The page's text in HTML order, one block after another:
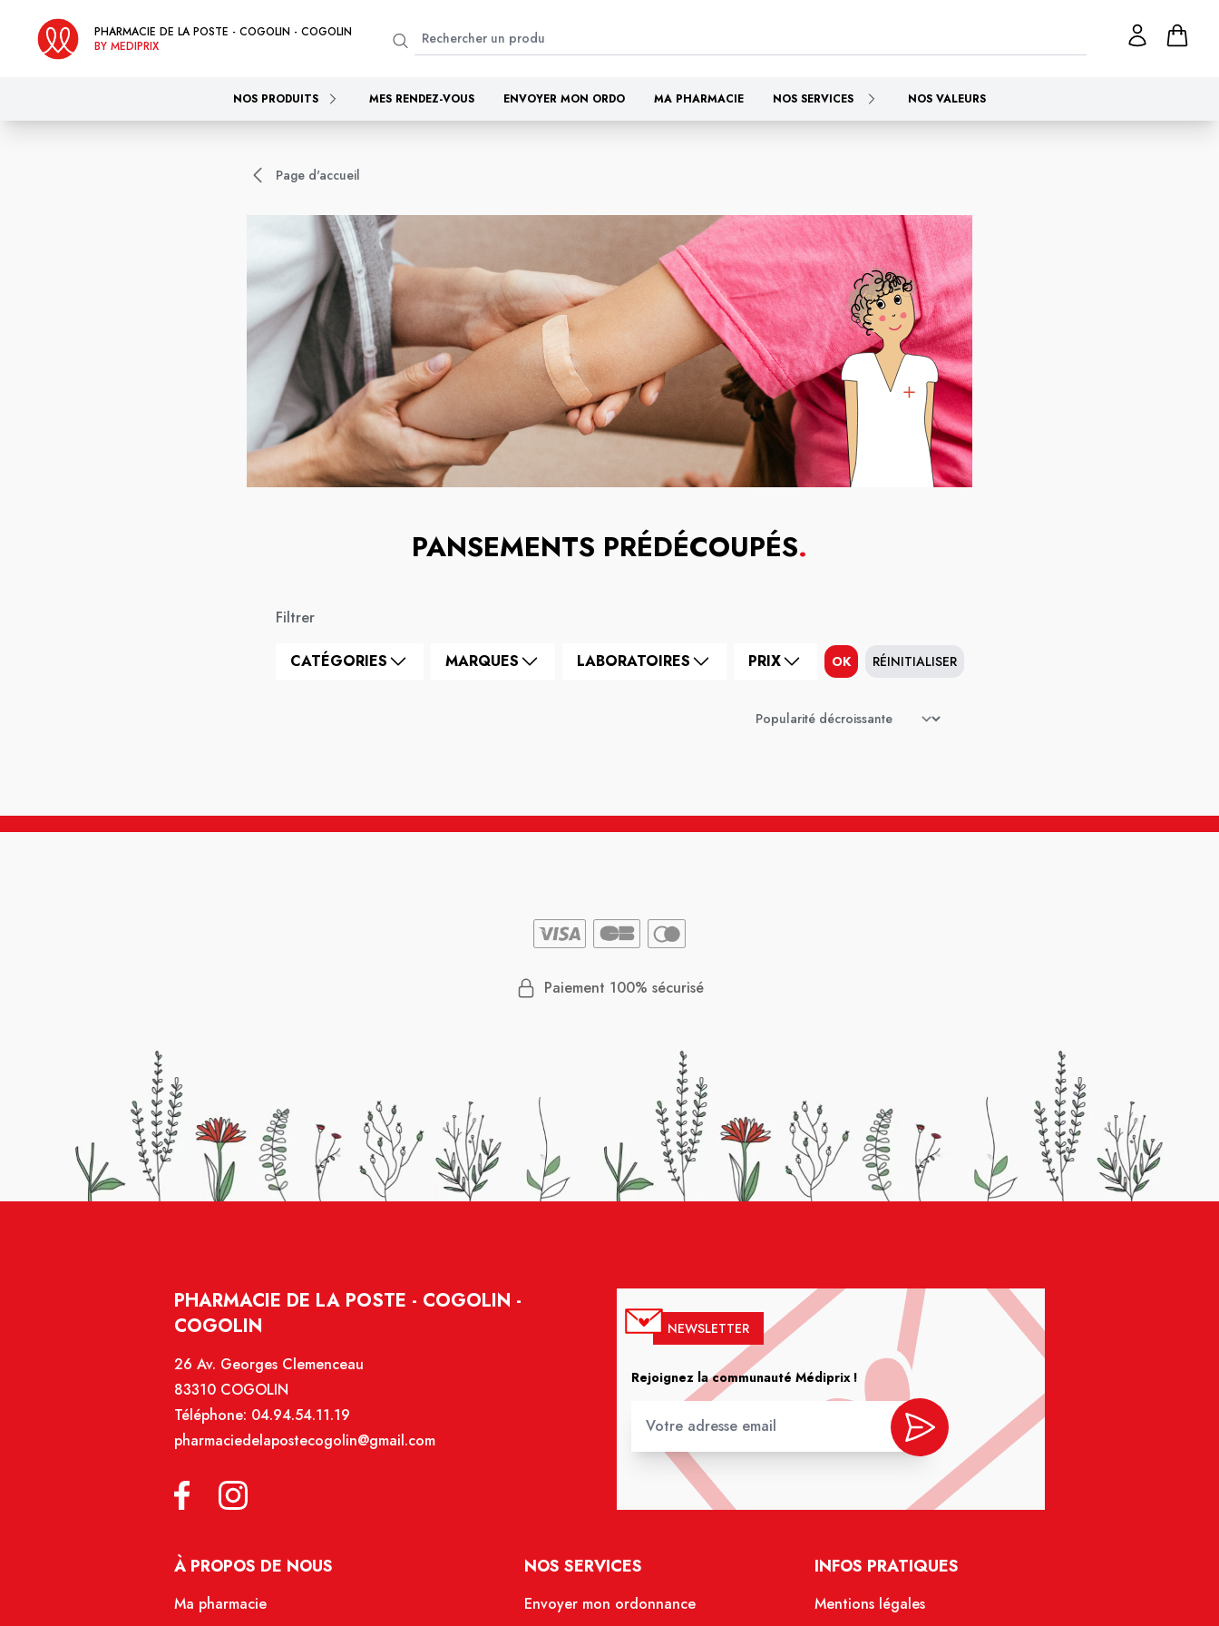
PHARMACIE DE LA POSTE - COGOLIN - COGOLIN
BY MEDIPRIX
NOS PRODUITS MES RENDEZ-VOUS ENVOYER MON ORDO MA PHARMACIE NOS SERVICES NOS VALEURS
Page d'accueil
PANSEMENTS PRÉDÉCOUPÉS.
Filtrer
CATÉGORIES MARQUES LABORATOIRES PRIX OK RÉINITIALISER
Paiement 100% sécurisé
PHARMACIE DE LA POSTE - COGOLIN -
COGOLIN
26 Av. Georges Clemenceau
83310 COGOLIN
Téléphone: 04.94.54.11.19
pharmaciedelapostecogolin@gmail.com
NEWSLETTER
Rejoignez la communauté Médiprix !
À PROPOS DE NOUS
Ma pharmacie
NOS SERVICES
Envoyer mon ordonnance
INFOS PRATIQUES
Mentions légales